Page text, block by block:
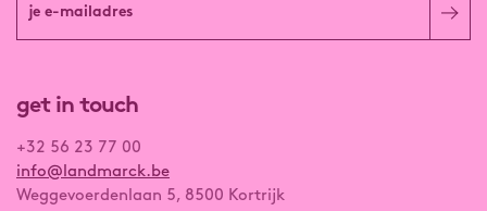
get in touch
+32 56 23 77 00
info@landmarck.be
Weggevoerdenlaan 5, 8500 Kortrijk